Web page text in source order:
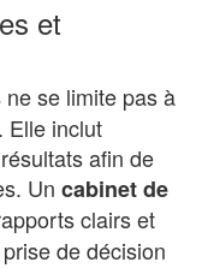
et
ne se limite pas à
Elle inclut
afin de
Un cabinet de
clairs et
de décision